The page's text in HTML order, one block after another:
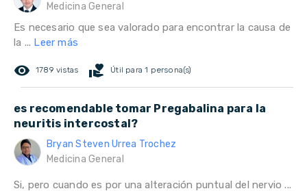
Medicina General
Es necesario que sea valorado para encontrar la causa de
la ... Leer más
remove_red_eye 1789 vistas volunteer_activism Útil para 1 persona(s)
es recomendable tomar Pregabalina para la
neuritis intercostal?
Bryan Steven Urrea Trochez
Medicina General
Si, pero cuando es por una alteración puntual del nervio ...